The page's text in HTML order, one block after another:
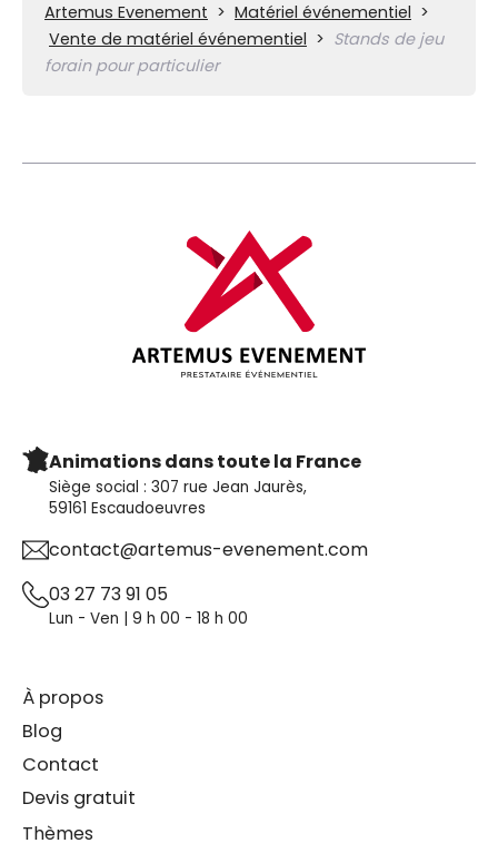
Artemus Evenement > Matériel événementiel >
Vente de matériel événementiel > Stands de jeu
forain pour particulier
Animations dans toute la France
Siège social : 307 rue Jean Jaurès,
59161 Escaudoeuvres
contact@artemus-evenement.com
03 27 73 91 05
Lun - Ven | 9 h 00 - 18 h 00
À propos
Blog
Contact
Devis gratuit
Thèmes